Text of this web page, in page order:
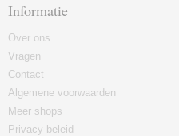
Informatie
Over ons
Vragen
Contact
Algemene voorwaarden
Meer shops
Privacy beleid